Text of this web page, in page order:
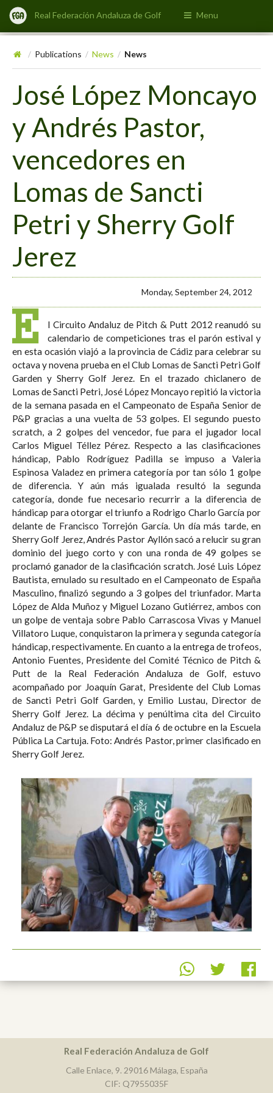
Real Federación Andaluza de Golf Menu
/ Publications / News / News
José López Moncayo
y Andrés Pastor,
vencedores en
Lomas de Sancti
Petri y Sherry Golf
Jerez
Monday, September 24, 2012
E
l Circuito Andaluz de Pitch & Putt 2012 reanudó su
calendario de competiciones tras el parón estival y
en esta ocasión viajó a la provincia de Cádiz para celebrar su
octava y novena prueba en el Club Lomas de Sancti Petri Golf
Garden y Sherry Golf Jerez. En el trazado chiclanero de
Lomas de Sancti Petri, José López Moncayo repitió la victoria
de la semana pasada en el Campeonato de España Senior de
P&P gracias a una vuelta de 53 golpes. El segundo puesto
scratch, a 2 golpes del vencedor, fue para el jugador local
Carlos Miguel Téllez Pérez. Respecto a las clasificaciones
hándicap, Pablo Rodríguez Padilla se impuso a Valeria
Espinosa Valadez en primera categoría por tan sólo 1 golpe
de diferencia. Y aún más igualada resultó la segunda
categoría, donde fue necesario recurrir a la diferencia de
hándicap para otorgar el triunfo a Rodrigo Charlo García por
delante de Francisco Torrejón García. Un día más tarde, en
Sherry Golf Jerez, Andrés Pastor Ayllón sacó a relucir su gran
dominio del juego corto y con una ronda de 49 golpes se
proclamó ganador de la clasificación scratch. José Luis López
Bautista, emulado su resultado en el Campeonato de España
Masculino, finalizó segundo a 3 golpes del triunfador. Marta
López de Alda Muñoz y Miguel Lozano Gutiérrez, ambos con
un golpe de ventaja sobre Pablo Carrascosa Vivas y Manuel
Villatoro Luque, conquistaron la primera y segunda categoría
hándicap, respectivamente. En cuanto a la entrega de trofeos,
Antonio Fuentes, Presidente del Comité Técnico de Pitch &
Putt de la Real Federación Andaluza de Golf, estuvo
acompañado por Joaquín Garat, Presidente del Club Lomas
de Sancti Petri Golf Garden, y Emilio Lustau, Director de
Sherry Golf Jerez. La décima y penúltima cita del Circuito
Andaluz de P&P se disputará el día 6 de octubre en la Escuela
Pública La Cartuja. Foto: Andrés Pastor, primer clasificado en
Sherry Golf Jerez.
Real Federación Andaluza de Golf
Calle Enlace, 9. 29016 Málaga, España
CIF: Q7955035F